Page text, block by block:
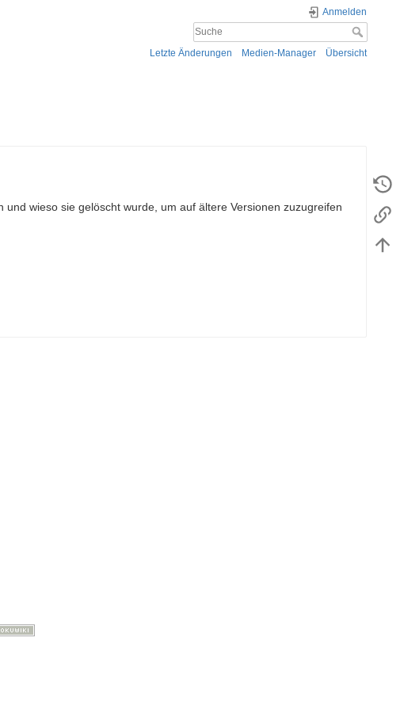
Anmelden
Letzte Änderungen Medien-Manager Übersicht
wieso sie gelöscht wurde, um auf ältere Versionen zuzugreifen